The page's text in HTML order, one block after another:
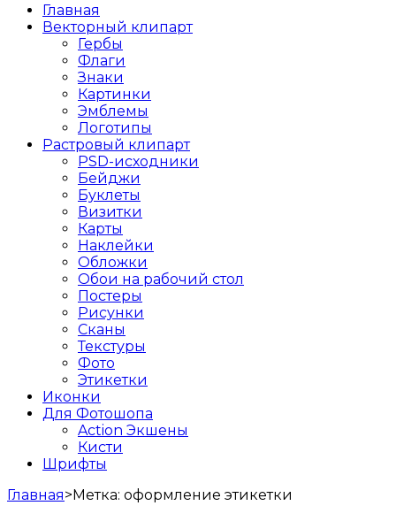
Главная
Векторный клипарт
Гербы
Флаги
Знаки
Картинки
Эмблемы
Логотипы
Растровый клипарт
PSD-исходники
Бейджи
Буклеты
Визитки
Карты
Наклейки
Обложки
Обои на рабочий стол
Постеры
Рисунки
Сканы
Текстуры
Фото
Этикетки
Иконки
Для Фотошопа
Action Экшены
Кисти
Шрифты
Главная>Метка: оформление этикетки